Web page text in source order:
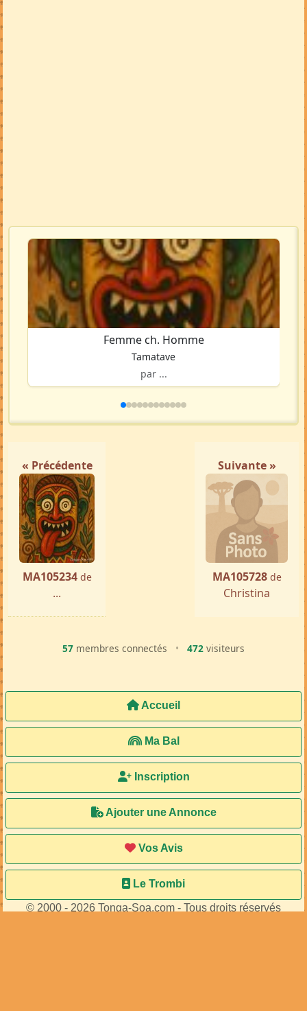
Femme ch. Homme
Tamatave
par ...
« Précédente
MA105234 de
...
Suivante »
MA105728 de
Christina
57 membres connectés • 472 visiteurs
Accueil
Ma Bal
Inscription
Ajouter une Annonce
Vos Avis
Le Trombi
© 2000 - 2026 Tonga-Soa.com - Tous droits réservés